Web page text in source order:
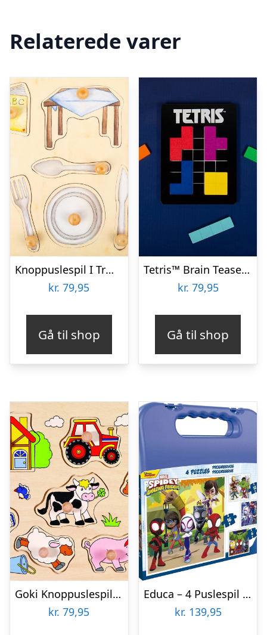
Relaterede varer
Knoppuslespil I Træ – Hverdags Ting – 10 Brikker – Small Foot
kr. 79,95
Gå til shop
Tetris™ Brain Teaser Puzzle
kr. 79,95
Gå til shop
Goki Knoppuslespil – Bondegård – Træ – 9 Brikker
kr. 79,95
Educa – 4 Puslespil I Kuffert – 6-9-12-16 Brikker – Spidey & His Amazing Friends
kr. 139,95